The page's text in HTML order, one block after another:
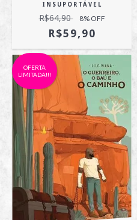
INSUPORTÁVEL
R$64,90 8% OFF
R$59,90
OFERTA
LIMITADA!!!